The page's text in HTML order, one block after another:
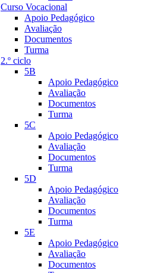
Curso Vocacional
Apoio Pedagógico
Avaliação
Documentos
Turma
2.º ciclo
5B
Apoio Pedagógico
Avaliação
Documentos
Turma
5C
Apoio Pedagógico
Avaliação
Documentos
Turma
5D
Apoio Pedagógico
Avaliação
Documentos
Turma
5E
Apoio Pedagógico
Avaliação
Documentos